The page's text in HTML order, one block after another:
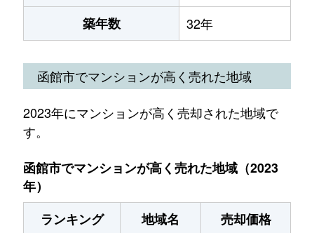
築年数 32年
函館市でマンションが高く売れた地域
2023年にマンションが高く売却された地域で
す。
函館市でマンションが高く売れた地域（2023
年）
ランキング
地域名
売却価格